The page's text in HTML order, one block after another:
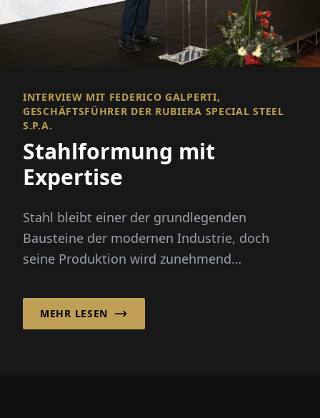
INTERVIEW MIT FEDERICO GALPERTI,
GESCHÄFTSFÜHRER DER RUBIERA SPECIAL STEEL
S.P.A.
Stahlformung mit
Expertise
Stahl bleibt einer der grundlegenden
Bausteine der modernen Industrie, doch
seine Produktion wird zunehmend
MEHR LESEN